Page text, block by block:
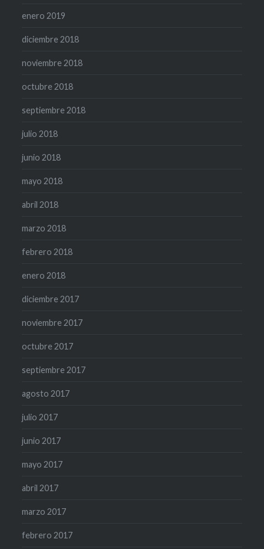
enero 2019
diciembre 2018
noviembre 2018
octubre 2018
septiembre 2018
julio 2018
junio 2018
mayo 2018
abril 2018
marzo 2018
febrero 2018
enero 2018
diciembre 2017
noviembre 2017
octubre 2017
septiembre 2017
agosto 2017
julio 2017
junio 2017
mayo 2017
abril 2017
marzo 2017
febrero 2017